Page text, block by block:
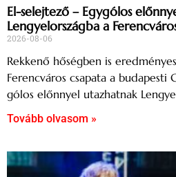
El-selejtező – Egygólos
Lengyelországba a
2026-08-06
Rekkenő hőségben is
Ferencváros csapata a budapesti
gólos előnnyel utazhatnak
Tovább olvasom »